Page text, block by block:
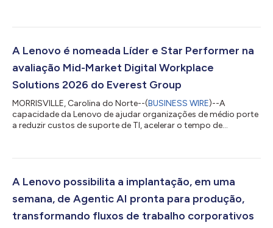
operacional e sofisticação das ameaças. De acordo com
em sua capacidade de se defender contra ameaças
segurança...
A Lenovo é nomeada Líder e Star Performer na
avaliação Mid-Market Digital Workplace
Solutions 2026 do Everest Group
MORRISVILLE, Carolina do Norte--(BUSINESS WIRE)--A
capacidade da Lenovo de ajudar organizações de médio porte
a reduzir custos de suporte de TI, acelerar o tempo de
Star Performer na avaliação PEAK Matrix® 2026 de Serviços de
do Everest Group. A Digital Workplace Solutions (DWS) da
Lenovo permite que os clientes aumentem a...
A Lenovo possibilita a implantação, em uma
semana, de Agentic AI pronta para produção,
transformando fluxos de trabalho corporativos